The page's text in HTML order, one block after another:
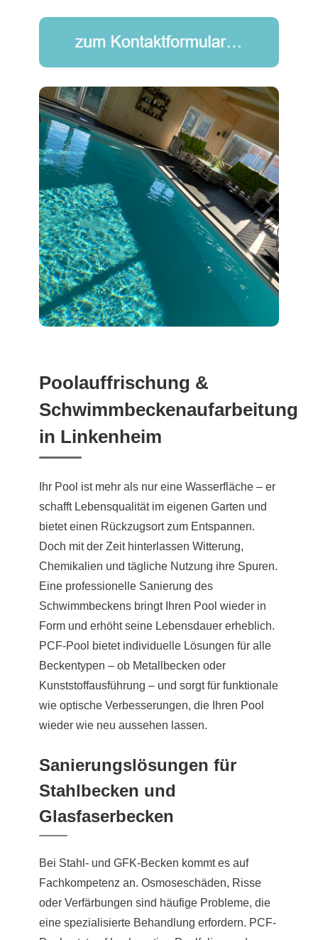
Poolauffrischung &
Schwimmbeckenaufarbeitung
in Linkenheim
Ihr Pool ist mehr als nur eine Wasserfläche – er
schafft Lebensqualität im eigenen Garten und
bietet einen Rückzugsort zum Entspannen.
Doch mit der Zeit hinterlassen Witterung,
Chemikalien und tägliche Nutzung ihre Spuren.
Eine professionelle Sanierung des
Schwimmbeckens bringt Ihren Pool wieder in
Form und erhöht seine Lebensdauer erheblich.
PCF-Pool bietet individuelle Lösungen für alle
Beckentypen – ob Metallbecken oder
Kunststoffausführung – und sorgt für funktionale
wie optische Verbesserungen, die Ihren Pool
wieder wie neu aussehen lassen.
Sanierungslösungen für
Stahlbecken und
Glasfaserbecken
Bei Stahl- und GFK-Becken kommt es auf
Fachkompetenz an. Osmoseschäden, Risse
oder Verfärbungen sind häufige Probleme, die
eine spezialisierte Behandlung erfordern. PCF-